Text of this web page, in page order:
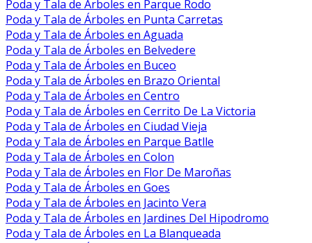
Poda y Tala de Árboles en Parque Rodo
Poda y Tala de Árboles en Punta Carretas
Poda y Tala de Árboles en Aguada
Poda y Tala de Árboles en Belvedere
Poda y Tala de Árboles en Buceo
Poda y Tala de Árboles en Brazo Oriental
Poda y Tala de Árboles en Centro
Poda y Tala de Árboles en Cerrito De La Victoria
Poda y Tala de Árboles en Ciudad Vieja
Poda y Tala de Árboles en Parque Batlle
Poda y Tala de Árboles en Colon
Poda y Tala de Árboles en Flor De Maroñas
Poda y Tala de Árboles en Goes
Poda y Tala de Árboles en Jacinto Vera
Poda y Tala de Árboles en Jardines Del Hipodromo
Poda y Tala de Árboles en La Blanqueada